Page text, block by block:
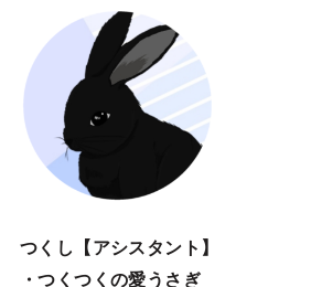
つくし【アシスタント】
・つくつくの愛うさぎ